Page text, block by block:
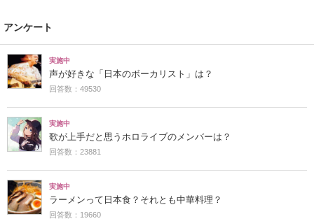
アンケート
実施中
声が好きな「日本のボーカリスト」は？
回答数：49530
実施中
歌が上手だと思うホロライブのメンバーは？
回答数：23881
実施中
ラーメンって日本食？それとも中華料理？
回答数：19660